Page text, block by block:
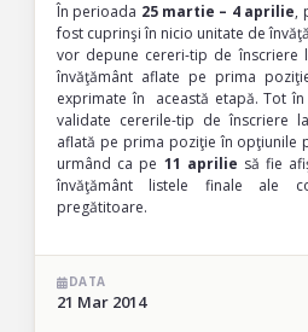
În perioada 25 martie – 4 aprilie,
fost cuprinşi în nicio unitate de
vor depune cereri-tip de înscriere
învăţământ aflate pe prima
exprimate în această etapă. Tot
validate cererile-tip de înscriere
aflată pe prima poziţie în opţiunile
urmând ca pe 11 aprilie să fie
învăţământ listele finale ale
pregătitoare.
DATA
21 Mar 2014